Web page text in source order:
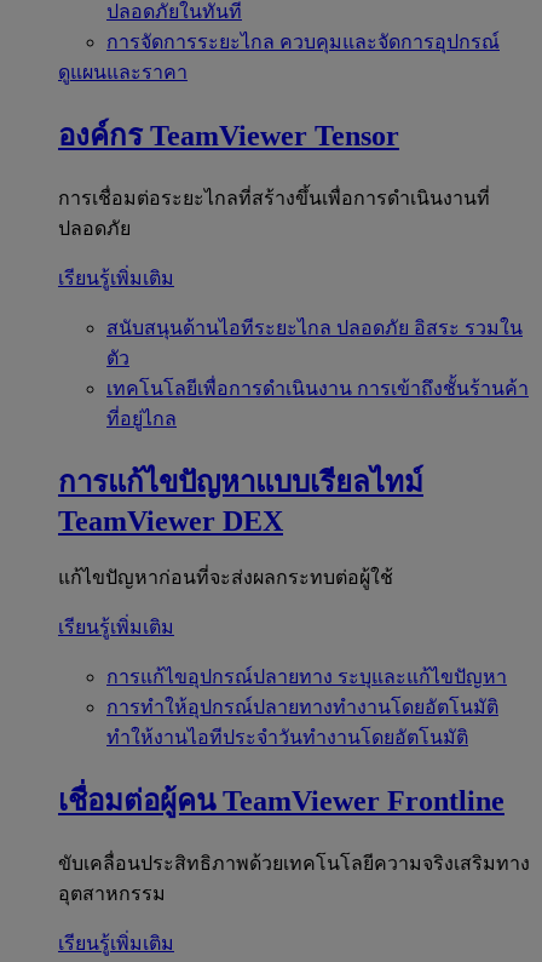
ปลอดภัยในทันที
การจัดการระยะไกล ควบคุมและจัดการอุปกรณ์
ดูแผนและราคา
องค์กร TeamViewer Tensor
การเชื่อมต่อระยะไกลที่สร้างขึ้นเพื่อการดำเนินงานที่
ปลอดภัย
เรียนรู้เพิ่มเติม
สนับสนุนด้านไอทีระยะไกล ปลอดภัย อิสระ รวมใน
ตัว
เทคโนโลยีเพื่อการดำเนินงาน การเข้าถึงชั้นร้านค้า
ที่อยู่ไกล
การแก้ไขปัญหาแบบเรียลไทม์
TeamViewer DEX
แก้ไขปัญหาก่อนที่จะส่งผลกระทบต่อผู้ใช้
เรียนรู้เพิ่มเติม
การแก้ไขอุปกรณ์ปลายทาง ระบุและแก้ไขปัญหา
การทำให้อุปกรณ์ปลายทางทำงานโดยอัตโนมัติ
ทำให้งานไอทีประจำวันทำงานโดยอัตโนมัติ
เชื่อมต่อผู้คน TeamViewer Frontline
ขับเคลื่อนประสิทธิภาพด้วยเทคโนโลยีความจริงเสริมทาง
อุตสาหกรรม
เรียนรู้เพิ่มเติม